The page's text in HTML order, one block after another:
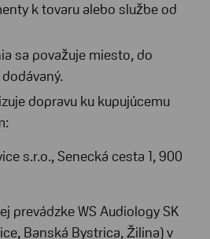
k tovaru alebo službe od
sa považuje miesto, do
dopravu ku kupujúcemu
s.r.o., Senecká cesta 1, 900
prevádzke WS Audiology SK
Banská Bystrica, Žilina) v